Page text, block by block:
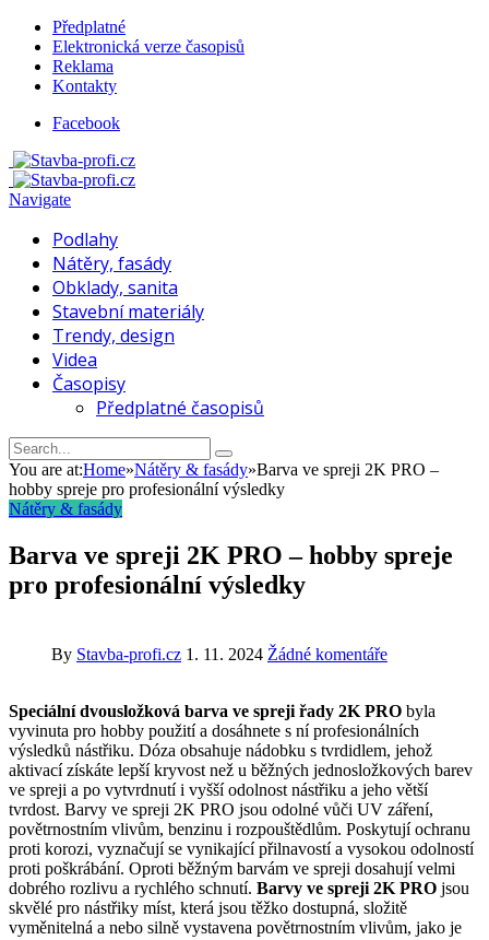
Předplatné
Elektronická verze časopisů
Reklama
Kontakty
Facebook
Navigate
Podlahy
Nátěry, fasády
Obklady, sanita
Stavební materiály
Trendy, design
Videa
Časopisy
Předplatné časopisů
You are at:Home»Nátěry & fasády»Barva ve spreji 2K PRO –
hobby spreje pro profesionální výsledky
Nátěry & fasády
Barva ve spreji 2K PRO – hobby spreje
pro profesionální výsledky
By Stavba-profi.cz 1. 11. 2024 Žádné komentáře
Speciální dvousložková barva ve spreji řady 2K PRO byla
vyvinuta pro hobby použití a dosáhnete s ní profesionálních
výsledků nástřiku. Dóza obsahuje nádobku s tvrdidlem, jehož
aktivací získáte lepší kryvost než u běžných jednosložkových barev
ve spreji a po vytvrdnutí i vyšší odolnost nástřiku a jeho větší
tvrdost. Barvy ve spreji 2K PRO jsou odolné vůči UV záření,
povětrnostním vlivům, benzinu i rozpouštědlům. Poskytují ochranu
proti korozi, vyznačují se vynikající přilnavostí a vysokou odolností
proti poškrábání. Oproti běžným barvám ve spreji dosahují velmi
dobrého rozlivu a rychlého schnutí. Barvy ve spreji 2K PRO jsou
skvělé pro nástřiky míst, která jsou těžko dostupná, složitě
vyměnitelná a nebo silně vystavena povětrnostním vlivům, jako je